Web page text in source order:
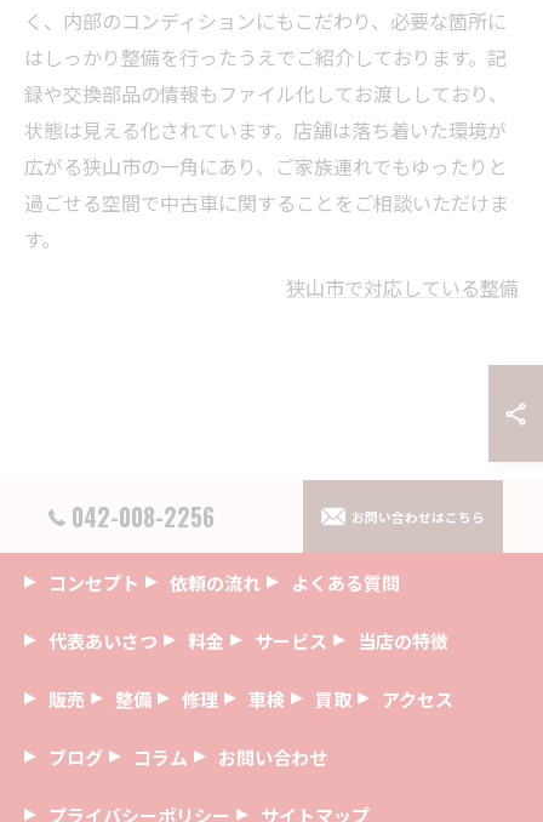
く、内部のコンディションにもこだわり、必要な箇所に
はしっかり整備を行ったうえでご紹介しております。記
録や交換部品の情報もファイル化してお渡ししており、
状態は見える化されています。店舗は落ち着いた環境が
広がる狭山市の一角にあり、ご家族連れでもゆったりと
過ごせる空間で中古車に関することをご相談いただけま
す。
狭山市で対応している整備
042-008-2256 お問い合わせはこちら
コンセプト 依頼の流れ よくある質問
代表あいさつ 料金 サービス 当店の特徴
販売 整備 修理 車検 買取 アクセス
ブログ コラム お問い合わせ
プライバシーポリシー サイトマップ